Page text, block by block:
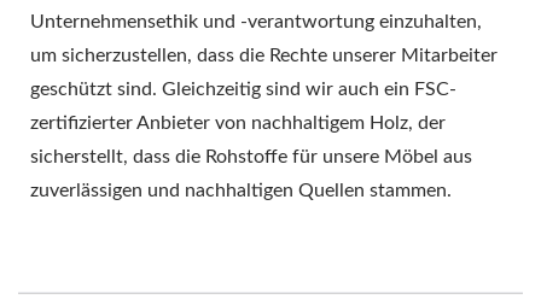
Unternehmensethik und -verantwortung einzuhalten,
um sicherzustellen, dass die Rechte unserer Mitarbeiter
geschützt sind. Gleichzeitig sind wir auch ein FSC-
zertifizierter Anbieter von nachhaltigem Holz, der
sicherstellt, dass die Rohstoffe für unsere Möbel aus
zuverlässigen und nachhaltigen Quellen stammen.